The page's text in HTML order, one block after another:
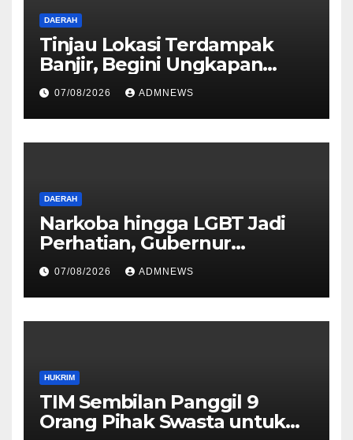
DAERAH
Tinjau Lokasi Terdampak
Banjir, Begini Ungkapan
Mahyeldi
07/08/2026 ADMNEWS
DAERAH
Narkoba hingga LGBT Jadi
Perhatian, Gubernur
Mahyeldi Perkuat Sinergi
07/08/2026 ADMNEWS
HUKRIM
TIM Sembilan Panggil 9
Orang Pihak Swasta untuk